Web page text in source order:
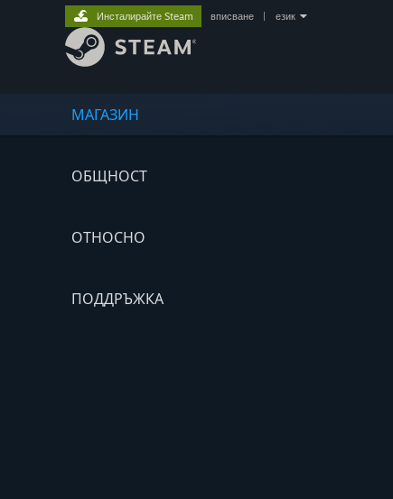
МАГАЗИН
ОБЩНОСТ
ОТНОСНО
ПОДДРЪЖКА
Инсталирайте Steam вписване език